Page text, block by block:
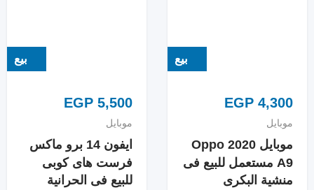
بيع
EGP 4,300
موبايل
موبايل Oppo 2020
A9 مستعمل للبيع فى
منشية البكرى
بيع
EGP 5,500
موبايل
ايفون 14 برو ماكس
فرست هاى كوبى
للبيع فى الحرانية